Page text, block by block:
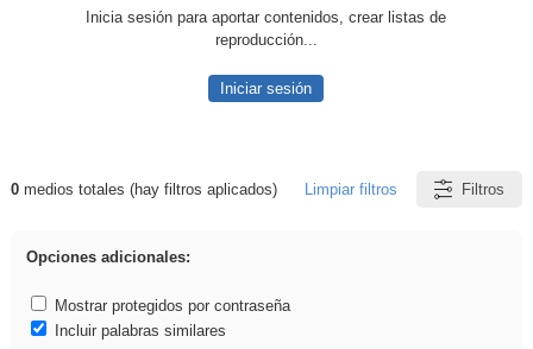
Inicia sesión para aportar contenidos, crear listas de
reproducción...
Iniciar sesión
Resultados de: realista
0medios totales (hay filtros aplicados) Limpiar filtros Filtros
Opciones adicionales:
Mostrar protegidos por contraseña
Incluir palabras similares